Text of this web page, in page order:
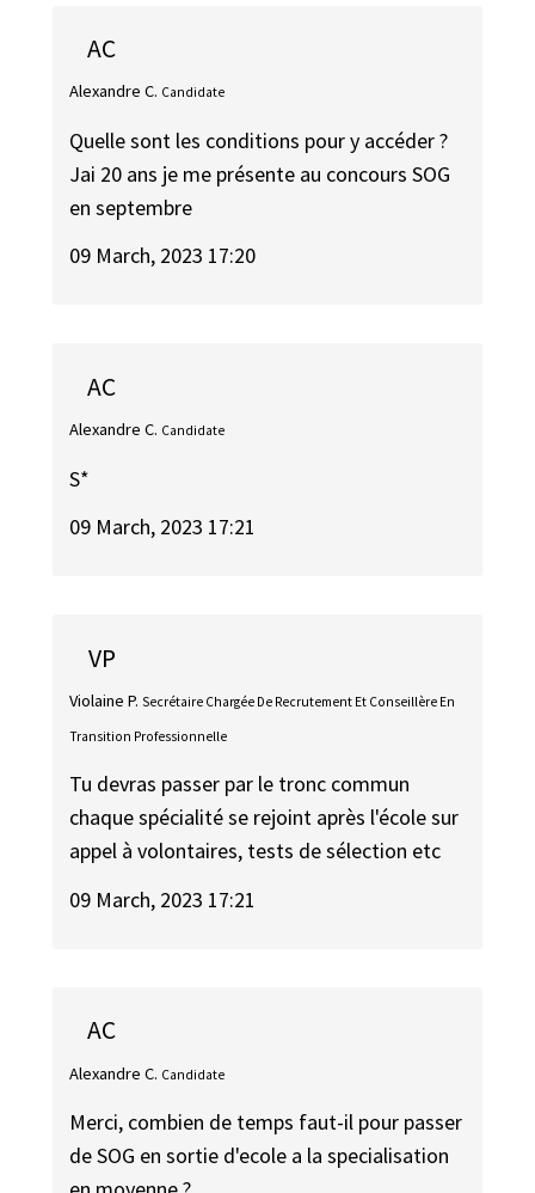
AC
Alexandre C. Candidate
Quelle sont les conditions pour y accéder ?
Jai 20 ans je me présente au concours SOG
en septembre
09 March, 2023 17:20
AC
Alexandre C. Candidate
S*
09 March, 2023 17:21
VP
Violaine P. Secrétaire Chargée De Recrutement Et Conseillère En
Transition Professionnelle
Tu devras passer par le tronc commun
chaque spécialité se rejoint après l'école sur
appel à volontaires, tests de sélection etc
09 March, 2023 17:21
AC
Alexandre C. Candidate
Merci, combien de temps faut-il pour passer
de SOG en sortie d'ecole a la specialisation